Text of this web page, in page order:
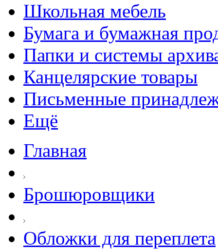
Школьная мебель
Бумага и бумажная
Папки и системы
Канцелярские товары
Письменные
Ещё
Главная
Брошюровщики
Обложки для переплета